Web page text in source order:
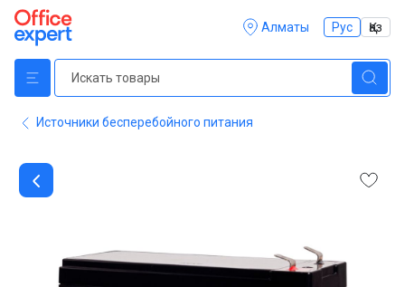
Алматы Рус Қаз
Источники бесперебойного питания